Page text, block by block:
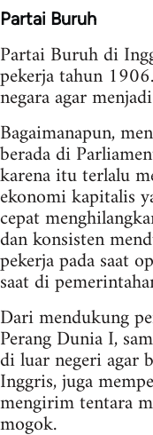
Partai Buruh
Partai Buruh di
pekerja tahun
negara agar
Bagaimanapun,
berada di
karena itu terlalu
ekonomi kapitalis
cepat
dan konsisten
pekerja pada saat
saat di
Dari mendukung
Perang Dunia I,
di luar negeri agar
Inggris, juga
mengirim tentara
mogok.